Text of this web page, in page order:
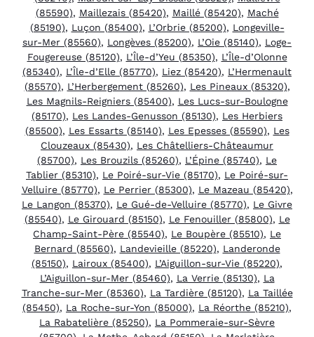
(85590), Maillezais (85420), Maillé (85420), Maché
(85190), Luçon (85400), L’Orbrie (85200), Longeville-
sur-Mer (85560), Longèves (85200), L’Oie (85140), Loge-
Fougereuse (85120), L’Île-d’Yeu (85350), L’Île-d’Olonne
(85340), L’Île-d’Elle (85770), Liez (85420), L’Hermenault
(85570), L’Herbergement (85260), Les Pineaux (85320),
Les Magnils-Reigniers (85400), Les Lucs-sur-Boulogne
(85170), Les Landes-Genusson (85130), Les Herbiers
(85500), Les Essarts (85140), Les Epesses (85590), Les
Clouzeaux (85430), Les Châtelliers-Châteaumur
(85700), Les Brouzils (85260), L’Épine (85740), Le
Tablier (85310), Le Poiré-sur-Vie (85170), Le Poiré-sur-
Velluire (85770), Le Perrier (85300), Le Mazeau (85420),
Le Langon (85370), Le Gué-de-Velluire (85770), Le Givre
(85540), Le Girouard (85150), Le Fenouiller (85800), Le
Champ-Saint-Père (85540), Le Boupère (85510), Le
Bernard (85560), Landevieille (85220), Landeronde
(85150), Lairoux (85400), L’Aiguillon-sur-Vie (85220),
L’Aiguillon-sur-Mer (85460), La Verrie (85130), La
Tranche-sur-Mer (85360), La Tardière (85120), La Taillée
(85450), La Roche-sur-Yon (85000), La Réorthe (85210),
La Rabatelière (85250), La Pommeraie-sur-Sèvre